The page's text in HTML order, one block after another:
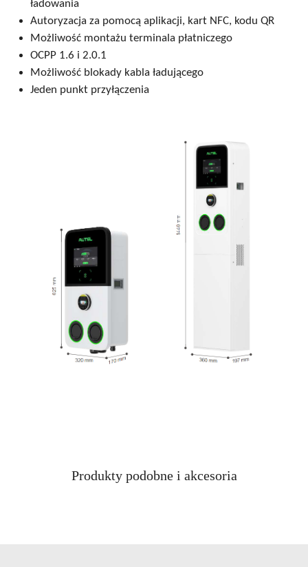
ładowania
Autoryzacja za pomocą aplikacji, kart NFC, kodu QR
Możliwość montażu terminala płatniczego
OCPP 1.6 i 2.0.1
Możliwość blokady kabla ładującego
Jeden punkt przyłączenia
Pomiń karuzelę produktów
Produkty
Produkty podobne i akcesoria